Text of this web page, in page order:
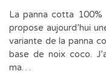
La panna cotta
propose aujourd’hui
variante de la panna
base de noix coco.
ma…